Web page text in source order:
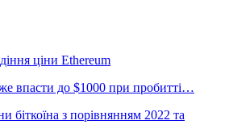
впасти до $1000 при пробитті…